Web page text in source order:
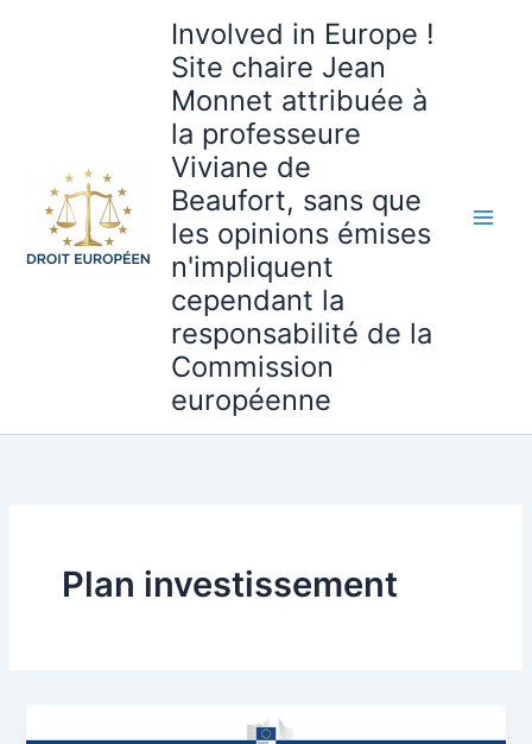
Involved in Europe !
Site chaire Jean
Monnet attribuée à
la professeure
Viviane de
Beaufort, sans que
les opinions émises
n'impliquent
cependant la
responsabilité de la
Commission
européenne
Plan investissement